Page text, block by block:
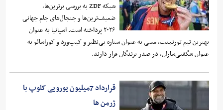
شبکه ZDF به بررسی برترین‌ها،
ضعیف‌ترین‌ها و جنجال‌های جام جهانی
۲۰۲۶ پرداخته است. اسپانیا به عنوان
بهترین تیم تورنمنت، مسی به عنوان ستاره بی‌نظیر و کیپ‌ورد و کوراسائو به
عنوان شگفتی‌سازان، در صدر برندگان قرار دارند.
قرارداد 7میلیون یورویی کلوپ با
ژرمن ها